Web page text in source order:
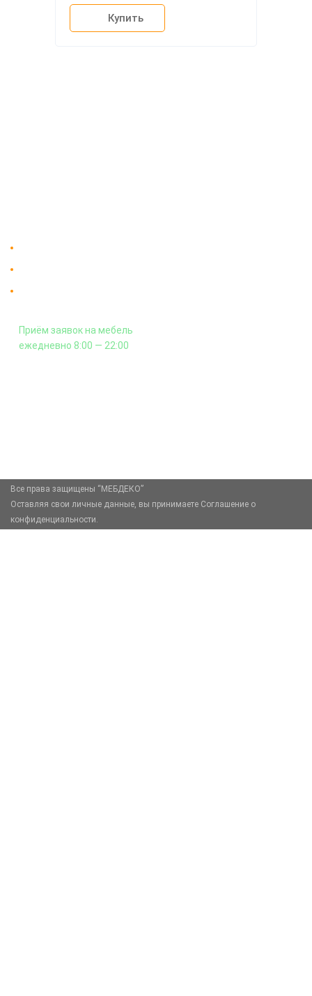
Купить
Приём заявок на мебель
ежедневно 8:00 — 22:00
Все права защищены “МЕБДЕКО”
Оставляя свои личные данные, вы принимаете Соглашение о
конфиденциальности.